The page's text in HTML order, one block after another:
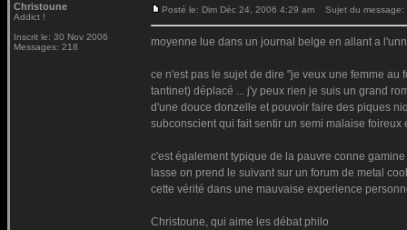
Christoune
Addict !
Inscrit le: 30 Nov 2006
Messages: 218
Posté le: Dim Déc 24, 2006 4:29 am Sujet du message:
moyenne lue dans un journal belge en allant a
ce n'est pas le sujet de dire "je veux une femme
tantinet) déplacé ... j'y peux rien je suis un grand
d'une douce donzelle et pouvoir faire des piques
subconscient qui fait sentir un semi malaise
c'est également typique de la pauvre conne
lasse on prend le suivant sur un forum de metal
cette vérité dans une mauvaise experience
Christoune, qui aime les débat philo